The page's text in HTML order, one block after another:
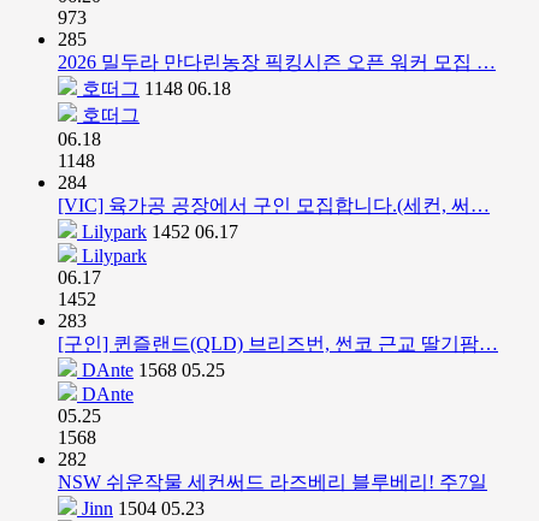
973
285
2026 밀두라 만다린농장 픽킹시즌 오픈 워커 모집 …
호떠그 1148 06.18
호떠그
06.18
1148
284
[VIC] 육가공 공장에서 구인 모집합니다.(세컨, 써…
Lilypark 1452 06.17
Lilypark
06.17
1452
283
[구인] 퀸즐랜드(QLD) 브리즈번, 썬코 근교 딸기팜…
DAnte 1568 05.25
DAnte
05.25
1568
282
NSW 쉬운작물 세컨써드 라즈베리 블루베리! 주7일
Jinn 1504 05.23